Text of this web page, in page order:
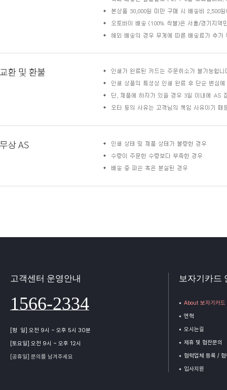
고객센터 운영안내
1566-2334
[평 일] 오전 9시 ~ 오후 5시 30분
[토요일] 오전 9시 ~ 오후 12시
[공휴일] 문의를 남겨주세요
보자기카드
About 보자기카드
연혁
오시는길
제휴 및 협찬문의
협력업체 등록 /
입사지원